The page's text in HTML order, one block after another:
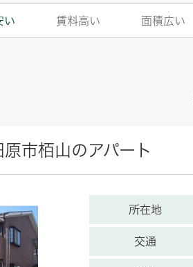
い 賃料高い 面積広い
原市栢山のアパート
所在地
交通